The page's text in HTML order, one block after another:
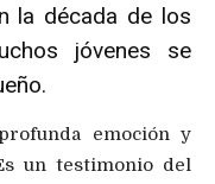
la década de los
jóvenes se
emoción y
un testimonio del